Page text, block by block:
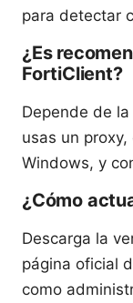
para detectar
¿Es
FortiClient?
Depende de
usas un
Windows, y
¿Cómo
Descarga la
página oficial
como